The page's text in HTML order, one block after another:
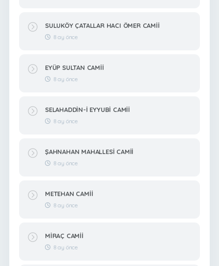
SULUKÖY ÇATALLAR HACI ÖMER CAMİİ
8 ay önce
EYÜP SULTAN CAMİİ
8 ay önce
SELAHADDİN-İ EYYUBİ CAMİİ
8 ay önce
ŞAHNAHAN MAHALLESİ CAMİİ
8 ay önce
METEHAN CAMİİ
8 ay önce
MİRAÇ CAMİİ
8 ay önce